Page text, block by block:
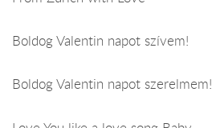
Boldog Valentin napot szívem!
Boldog Valentin napot szerelmem!